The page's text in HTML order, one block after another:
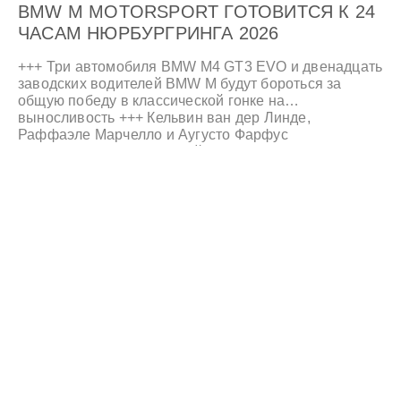
BMW M MOTORSPORT ГОТОВИТСЯ К 24
ЧАСАМ НЮРБУРГРИНГА 2026
+++ Три автомобиля BMW M4 GT3 EVO и двенадцать
заводских водителей BMW M будут бороться за
общую победу в классической гонке на
выносливость +++ Кельвин ван дер Линде,
Раффаэле Марчелло и Аугусто Фарфус